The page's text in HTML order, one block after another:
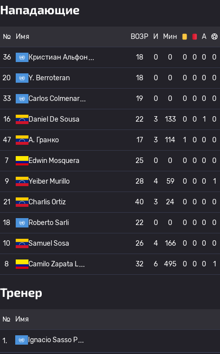
Нападающие
№ Имя ВОЗР И Мин А
36 Кристиан Альфон 18 0 0 0 0 0 0
20 Y. Berroteran 18 0 0 0 0 0 0
33 Carlos Colmenar 19 0 0 0 0 0 0
16 Daniel De Sousa 22 3 133 0 0 1 0
47 A. Гранко 17 3 114 1 0 0 0
7 Edwin Mosquera 25 0 0 0 0 0 0
9 Yeiber Murillo 28 4 59 0 0 0 1
21 Charlis Ortiz 40 3 24 0 0 0 0
18 Roberto Sarli 22 0 0 0 0 0 0
10 Samuel Sosa 26 4 166 0 0 0 0
8 Camilo Zapata L 32 6 495 0 0 0 1
Тренер
№ Имя
1. Ignacio Sasso P